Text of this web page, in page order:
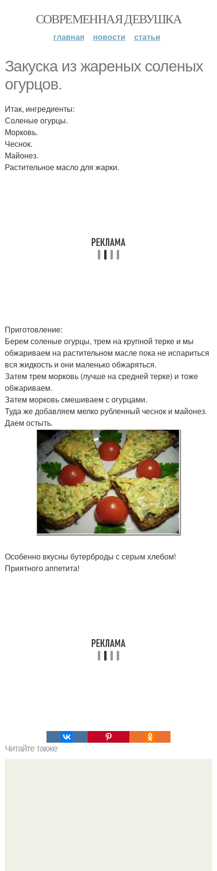
СОВРЕМЕННАЯ ДЕВУШКА
главная новости статьи
Закуска из жареных соленых
огурцов.
Итак, ингредиенты:
Соленые огурцы.
Морковь.
Чеснок.
Майонез.
Растительное масло для жарки.
Приготовление:
Берем соленые огурцы, трем на крупной терке и мы
обжариваем на растительном масле пока не испариться
вся жидкость и они маленько обжаряться.
Затем трем морковь (лучше на средней терке) и тоже
обжариваем.
Затем морковь смешиваем с огурцами.
Туда же добавляем мелко рубленный чеснок и майонез.
Даем остыть.
Особенно вкусны бутерброды с серым хлебом!
Приятного аппетита!
Читайте также